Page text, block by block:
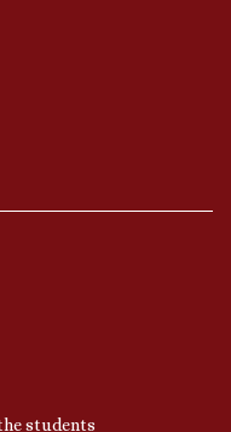
students